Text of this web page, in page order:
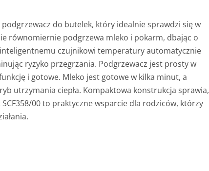
do butelek, który idealnie sprawdzi się w
równomiernie podgrzewa mleko i pokarm, dbając o
czujnikowi temperatury automatycznie
ryzyko przegrzania. Podgrzewacz jest prosty w
i gotowe. Mleko jest gotowe w kilka minut, a
utrzymania ciepła. Kompaktowa konstrukcja sprawia,
00 to praktyczne wsparcie dla rodziców, którzy